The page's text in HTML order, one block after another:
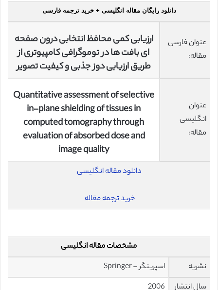
دانلود رایگان مقاله انگلیسی + خرید ترجمه فارسی
عنوان فارسی
مقاله:
ارزیابی کمی محافظ انتخابی درون صفحه
ای بافت ها در توموگرافی کامپیوتری از
طریق ارزیابی دوز جذبی و کیفیت تصویر
عنوان
انگلیسی
مقاله:
Quantitative assessment of selective
in-plane shielding of tissues in
computed tomography through
evaluation of absorbed dose and
image quality
دانلود مقاله انگلیسی
خرید ترجمه مقاله
مشخصات مقاله انگلیسی
نشریه
اسپرینگر – Springer
سال انتشار
2006